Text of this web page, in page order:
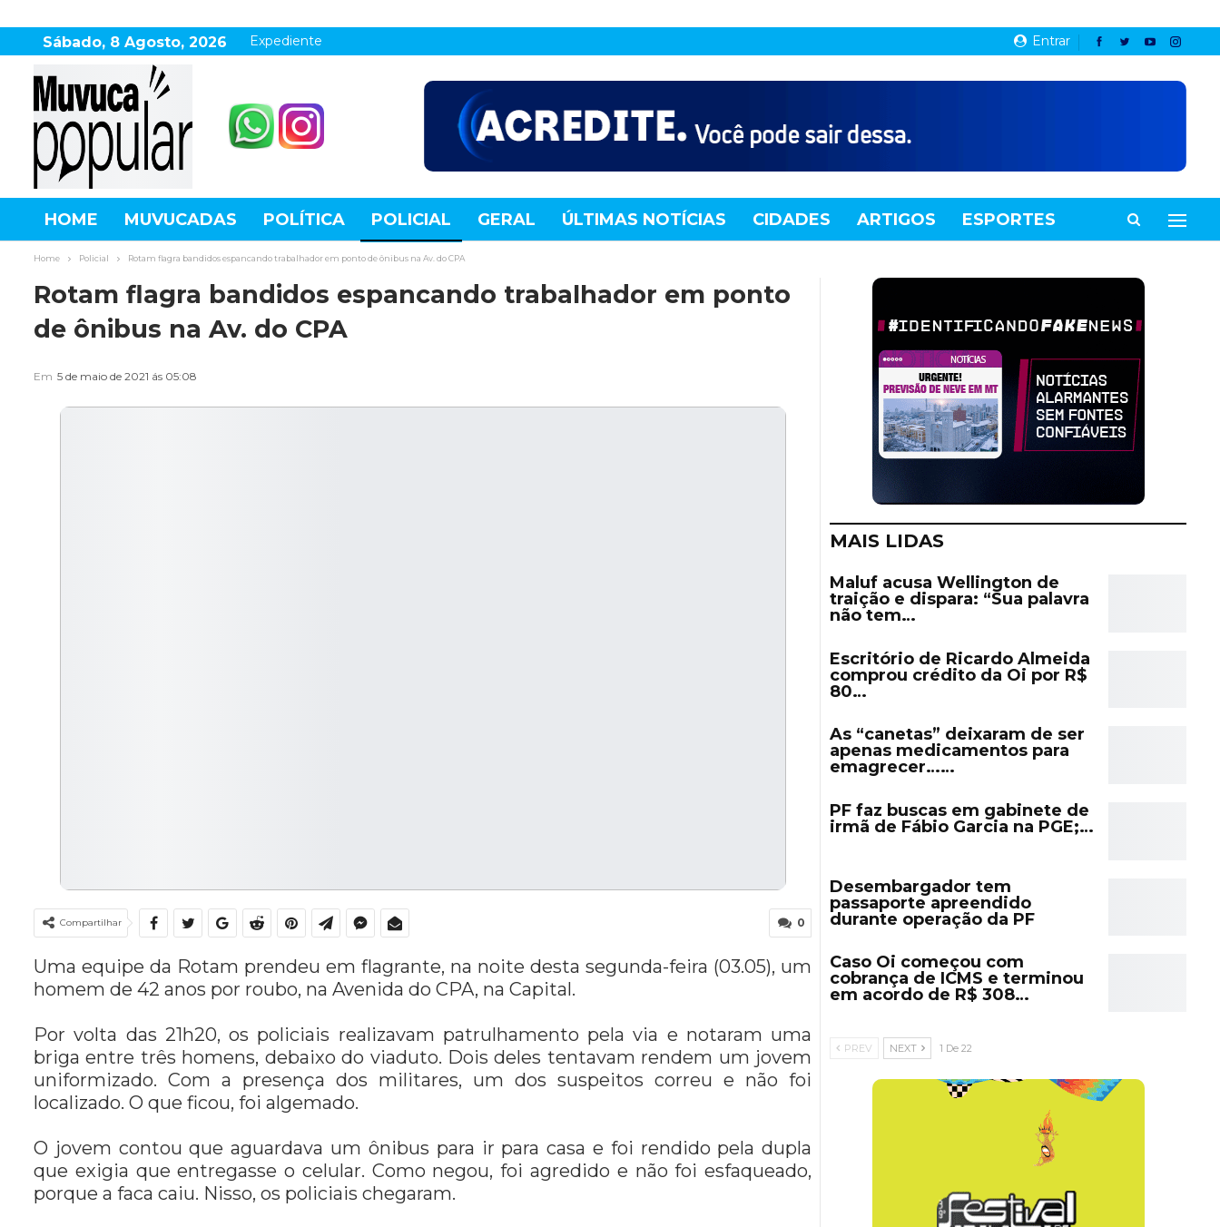
Entrar
Sábado, 8 Agosto, 2026 Expediente
HOME MUVUCADAS POLÍTICA POLICIAL GERAL ÚLTIMAS NOTÍCIAS CIDADES ARTIGOS ESPORTES
AGRONEGÓCIO DESTAQUES ESPORTE MUNDO
Home Policial Rotam flagra bandidos espancando trabalhador em ponto de ônibus na Av. do CPA
Rotam flagra bandidos espancando trabalhador em ponto
de ônibus na Av. do CPA
Em 5 de maio de 2021 ás 05:08
0
Compartilhar
Uma equipe da Rotam prendeu em flagrante, na noite desta segunda-feira (03.05), um
homem de 42 anos por roubo, na Avenida do CPA, na Capital.
Por volta das 21h20, os policiais realizavam patrulhamento pela via e notaram uma
briga entre três homens, debaixo do viaduto. Dois deles tentavam rendem um jovem
uniformizado. Com a presença dos militares, um dos suspeitos correu e não foi
localizado. O que ficou, foi algemado.
O jovem contou que aguardava um ônibus para ir para casa e foi rendido pela dupla
que exigia que entregasse o celular. Como negou, foi agredido e não foi esfaqueado,
porque a faca caiu. Nisso, os policiais chegaram.
MAIS LIDAS
Maluf acusa Wellington de
traição e dispara: “Sua palavra
não tem…
Escritório de Ricardo Almeida
comprou crédito da Oi por R$
80…
As “canetas” deixaram de ser
apenas medicamentos para
emagrecer……
PF faz buscas em gabinete de
irmã de Fábio Garcia na PGE;…
Desembargador tem
passaporte apreendido
durante operação da PF
Caso Oi começou com
cobrança de ICMS e terminou
em acordo de R$ 308…
PREV NEXT 1 De 22